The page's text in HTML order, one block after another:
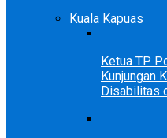
Kuala Kapuas
Ketua TP
Kunjungan
Disabilitas